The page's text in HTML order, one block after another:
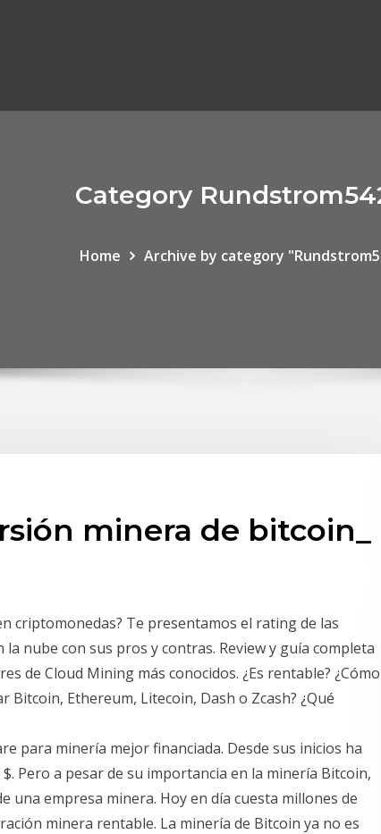
Category
Home Archive by category
minera de bitcoin_
criptomonedas? Te presentamos el rating de las
nube con sus pros y contras. Review y guía completa
de Cloud Mining más conocidos. ¿Es rentable? ¿Cómo
Ethereum, Litecoin, Dash o Zcash? ¿Qué
para minería mejor financiada. Desde sus inicios ha
Pero a pesar de su importancia en la minería Bitcoin,
una empresa minera. Hoy en día cuesta millones de
minera rentable. La minería de Bitcoin ya no es